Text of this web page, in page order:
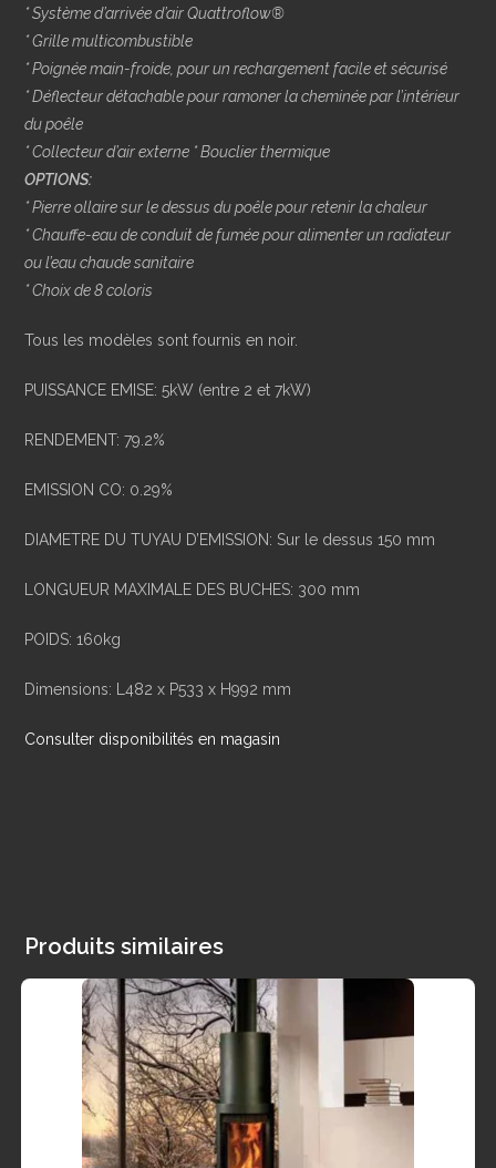
* Système d’arrivée d’air Quattroflow®
* Grille multicombustible
* Poignée main-froide, pour un rechargement facile et sécurisé
* Déflecteur détachable pour ramoner la cheminée par l’intérieur
du poêle
* Collecteur d’air externe * Bouclier thermique
OPTIONS:
* Pierre ollaire sur le dessus du poêle pour retenir la chaleur
* Chauffe-eau de conduit de fumée pour alimenter un radiateur
ou l’eau chaude sanitaire
* Choix de 8 coloris
Tous les modèles sont fournis en noir.
PUISSANCE EMISE: 5kW (entre 2 et 7kW)
RENDEMENT: 79.2%
EMISSION CO: 0.29%
DIAMETRE DU TUYAU D’EMISSION: Sur le dessus 150 mm
LONGUEUR MAXIMALE DES BUCHES: 300 mm
POIDS: 160kg
Dimensions: L482 x P533 x H992 mm
Consulter disponibilités en magasin
Produits similaires